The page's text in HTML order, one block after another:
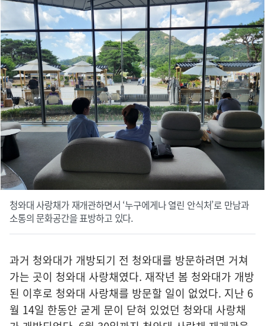
청와대 사랑채가 재개관하면서 ‘누구에게나 열린 안식처’로 만남과
소통의 문화공간을 표방하고 있다.
과거 청와대가 개방되기 전 청와대를 방문하려면 거쳐
가는 곳이 청와대 사랑채였다. 재작년 봄 청와대가 개방
된 이후로 청와대 사랑채를 방문할 일이 없었다. 지난 6
월 14일 한동안 굳게 문이 닫혀 있었던 청와대 사랑채